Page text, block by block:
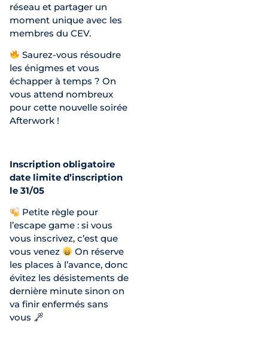
réseau et partager un
moment unique avec les
membres du CEV.
Saurez-vous résoudre
les énigmes et vous
échapper à temps ? On
vous attend nombreux
pour cette nouvelle soirée
Afterwork !
Inscription obligatoire
date limite d’inscription
le 31/05
Petite règle pour
l’escape game : si vous
vous inscrivez, c’est que
vous venez
On réserve
les places à l’avance, donc
évitez les désistements de
dernière minute sinon on
va finir enfermés sans
vous